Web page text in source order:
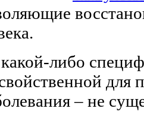
либо
для
– не